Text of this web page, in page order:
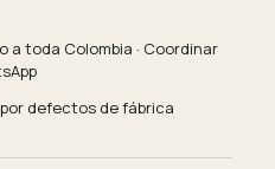
a toda Colombia · Coordinar
defectos de fábrica